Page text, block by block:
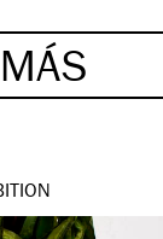
MÁS